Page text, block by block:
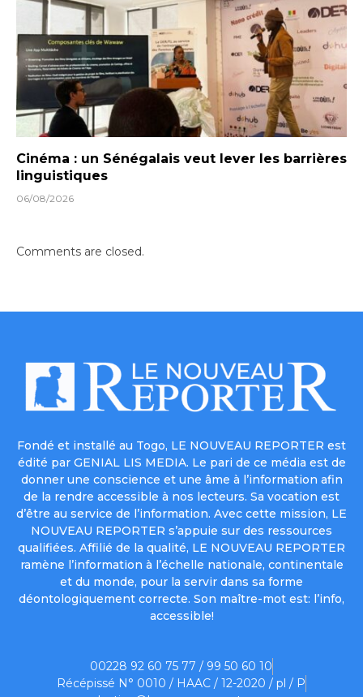
Cinéma : un Sénégalais veut lever les barrières
linguistiques
06/08/2026
Comments are closed.
Fondé et installé au Togo, LE NOUVEAU REPORTER est
édité par GENIAL LIS MEDIA. Le pari de ce média est de
donner une conscience et une âme à l’information afin
de la rendre accessible à nos lecteurs. Sa vocation est
d’être au service de l’information. Avec cette mission, LE
NOUVEAU REPORTER s’appuie sur des ressources
qualifiées. Affilié de la qualité, LE NOUVEAU REPORTER
ramène l’information à l’échelle nationale, continentale
et du monde, pour la servir dans sa forme
déontologiquement correcte. Son maître-mot est: l’info,
accessible!
00228 92 60 75 77 / 99 50 60 10
Récépissé N° 0010 / HAAC / 12-2020 / pl / P